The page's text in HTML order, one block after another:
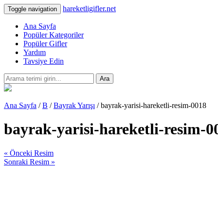
Toggle navigation hareketligifler.net
Ana Sayfa
Popüler Kategoriler
Popüler Gifler
Yardım
Tavsiye Edin
Ara
Ana Sayfa /B /Bayrak Yarışı / bayrak-yarisi-hareketli-resim-0018
bayrak-yarisi-hareketli-resim-
« Önceki Resim
Sonraki Resim »